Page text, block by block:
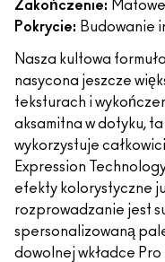
Zakończenie: Matowe
Pokrycie: Budowanie
Nasza kultowa
nasycona jeszcze
teksturach i
aksamitna w dotyku,
wykorzystuje
Expression
efekty kolorystyczne
rozprowadzanie jest
spersonalizowaną
dowolnej wkładce